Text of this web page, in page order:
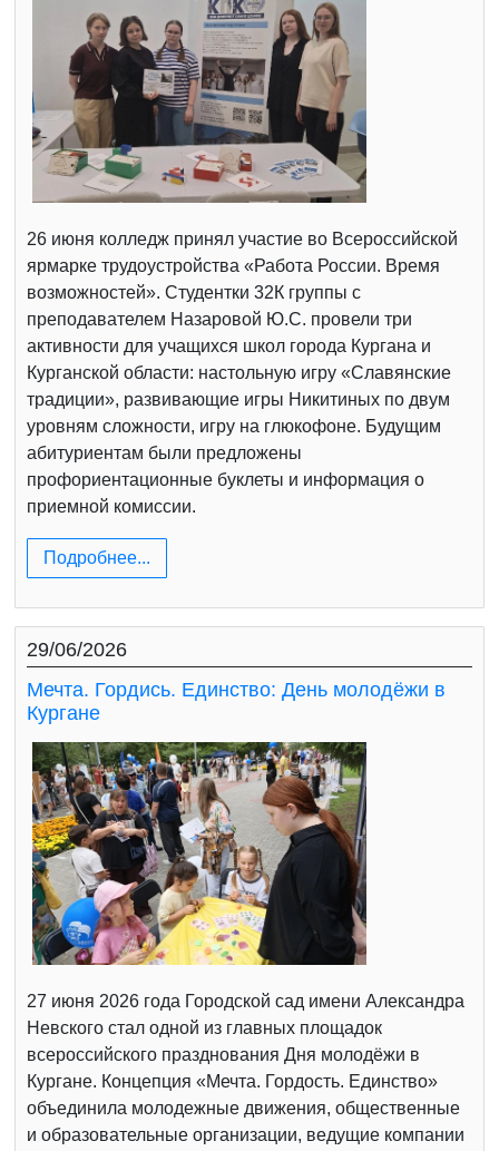
26 июня колледж принял участие во Всероссийской
ярмарке трудоустройства «Работа России. Время
возможностей». Студентки 32К группы с
преподавателем Назаровой Ю.С. провели три
активности для учащихся школ города Кургана и
Курганской области: настольную игру «Славянские
традиции», развивающие игры Никитиных по двум
уровням сложности, игру на глюкофоне. Будущим
абитуриентам были предложены
профориентационные буклеты и информация о
приемной комиссии.
Подробнее...
29/06/2026
Мечта. Гордись. Единство: День молодёжи в
Кургане
27 июня 2026 года Городской сад имени Александра
Невского стал одной из главных площадок
всероссийского празднования Дня молодёжи в
Кургане. Концепция «Мечта. Гордость. Единство»
объединила молодежные движения, общественные
и образовательные организации, ведущие компании